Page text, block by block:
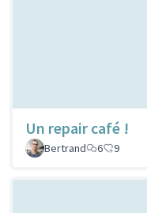
Un repair café !
Bertrand
6 9